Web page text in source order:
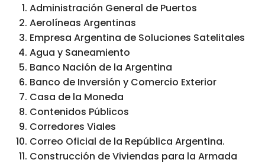
Administración General de Puertos
Aerolíneas Argentinas
Empresa Argentina de Soluciones Satelitales
Agua y Saneamiento
Banco Nación de la Argentina
Banco de Inversión y Comercio Exterior
Casa de la Moneda
Contenidos Públicos
Corredores Viales
Correo Oficial de la República Argentina.
Construcción de Viviendas para la Armada